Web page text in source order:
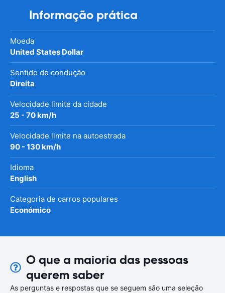
Informação prática
Moeda
United States Dollar
Sentido de condução
Direita
Velocidade limite da cidade
25 - 70 km/h
Velocidade limite na autoestrada
90 - 130 km/h
Idioma
English
Categoria de carros populares
Económico
O que a maioria das pessoas
querem saber
As perguntas e respostas que se seguem são uma seleção